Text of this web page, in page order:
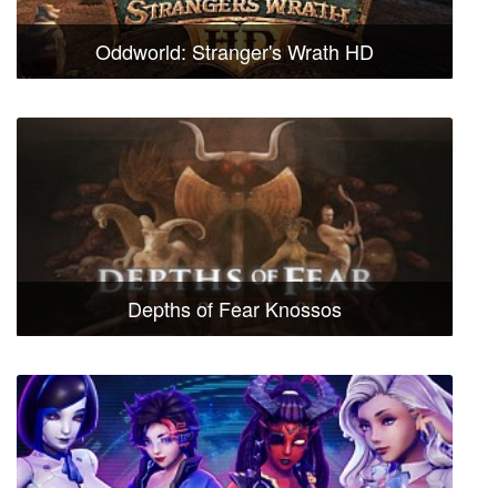
Oddworld: Stranger's Wrath HD
Depths of Fear Knossos